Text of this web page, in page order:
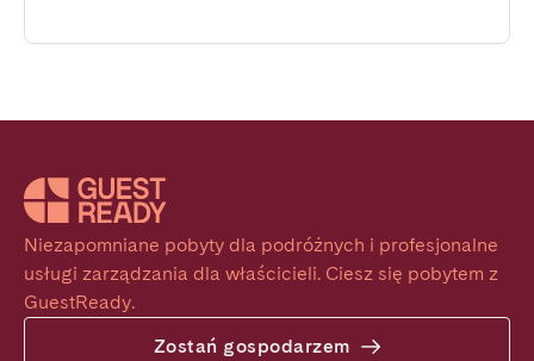
Niezapomniane pobyty dla podróżnych i profesjonalne
usługi zarządzania dla właścicieli. Ciesz się pobytem z
GuestReady.
Zostań gospodarzem